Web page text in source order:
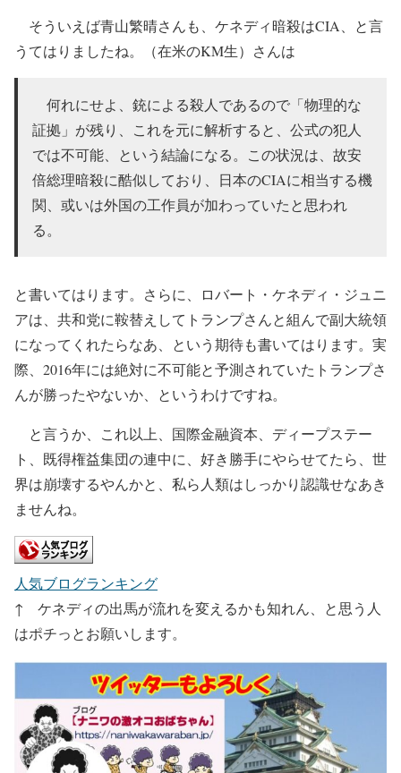
そういえば青山繁晴さんも、ケネディ暗殺はCIA、と言
うてはりましたね。（在米のKM生）さんは
何れにせよ、銃による殺人であるので「物理的な
証拠」が残り、これを元に解析すると、公式の犯人
では不可能、という結論になる。この状況は、故安
倍総理暗殺に酷似しており、日本のCIAに相当する機
関、或いは外国の工作員が加わっていたと思われ
る。
と書いてはります。さらに、ロバート・ケネディ・ジュニ
アは、共和党に鞍替えしてトランプさんと組んで副大統領
になってくれたらなあ、という期待も書いてはります。実
際、2016年には絶対に不可能と予測されていたトランプさ
んが勝ったやないか、というわけですね。
と言うか、これ以上、国際金融資本、ディープステー
ト、既得権益集団の連中に、好き勝手にやらせてたら、世
界は崩壊するやんかと、私ら人類はしっかり認識せなあき
ませんね。
人気ブログランキング
↑ ケネディの出馬が流れを変えるかも知れん、と思う人
はポチっとお願いします。